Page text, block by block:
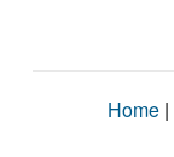
Home |